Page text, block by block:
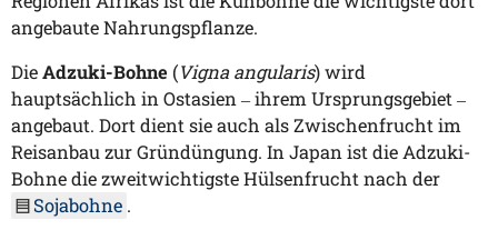
angebaute Nahrungspflanze.
DieAdzuki-Bohne (Vigna angularis) wird
hauptsächlich in Ostasien ‒ ihrem Ursprungsgebiet ‒
angebaut. Dort dient sie auch als Zwischenfrucht im
Reisanbau zur Gründüngung. In Japan ist die Adzuki-
Bohne die zweitwichtigste Hülsenfrucht nach der
Sojabohne .